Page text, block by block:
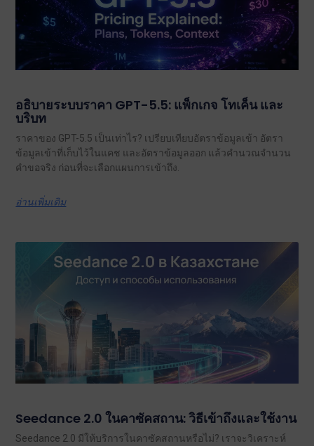
อธิบายระบบราคา GPT-5.5: แพ็กเกจ โทเค็น และ
บริบท
ราคาของ GPT-5.5 เป็นเท่าไร? เปรียบเทียบอัตราข้อมูลเข้า อัตรา
ข้อมูลเข้าที่เก็บไว้ในแคช และอัตราข้อมูลออก แล้วคำนวณจำนวน
คำขอจริง ก่อนที่จะเลือกแผนการเข้าถึง.
อ่านเพิ่มเติม
Seedance 2.0 ในคาซัคสถาน: วิธีเข้าถึงและใช้งาน
Seedance 2.0 มีให้บริการในคาซัคสถานหรือไม่? เราจะวิเคราะห์